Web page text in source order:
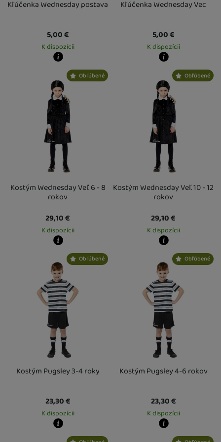
Kľúčenka Wednesday postava
5,00€
K dispozícii
Kdy zboží dostanete?
Osobný odber vo výdajnom mieste
18. 8.
Kľúčenka Wednesday Vec
5,00€
K dispozícii
Kdy zboží dostanete?
Osobný odber vo výdajnom mieste
18. 8.
Obľúbené
Kostým Wednesday Veľ. 6 - 8
rokov
29,10€
K dispozícii
Kdy zboží dostanete?
Osobný odber vo výdajnom mieste
18. 8.
Obľúbené
Kostým Wednesday Veľ. 10 - 12
rokov
29,10€
K dispozícii
Kdy zboží dostanete?
Osobný odber vo výdajnom mieste
18. 8.
Obľúbené
Kostým Pugsley 3-4 roky
23,30€
K dispozícii
Kdy zboží dostanete?
Obľúbené
Kostým Pugsley 4-6 rokov
23,30€
K dispozícii
Kdy zboží dostanete?